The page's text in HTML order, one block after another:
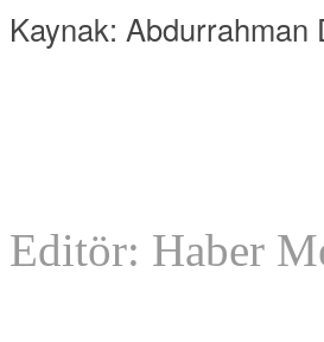
Kaynak: Abdurrahman
Editör: Haber